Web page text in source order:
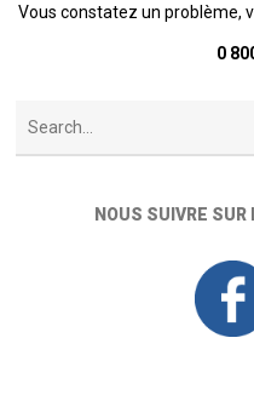
Vous constatez un problème,
0
NOUS SUIVRE